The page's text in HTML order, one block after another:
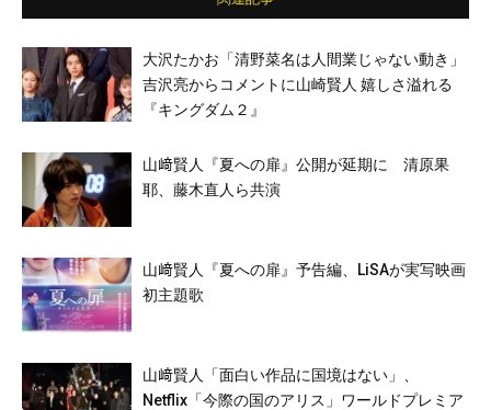
大沢たかお「清野菜名は人間業じゃない動き」
吉沢亮からコメントに山崎賢人 嬉しさ溢れる
『キングダム２』
山﨑賢人『夏への扉』公開が延期に 清原果
耶、藤木直人ら共演
山﨑賢人『夏への扉』予告編、LiSAが実写映画
初主題歌
山﨑賢人「面白い作品に国境はない」、
Netflix「今際の国のアリス」ワールドプレミア